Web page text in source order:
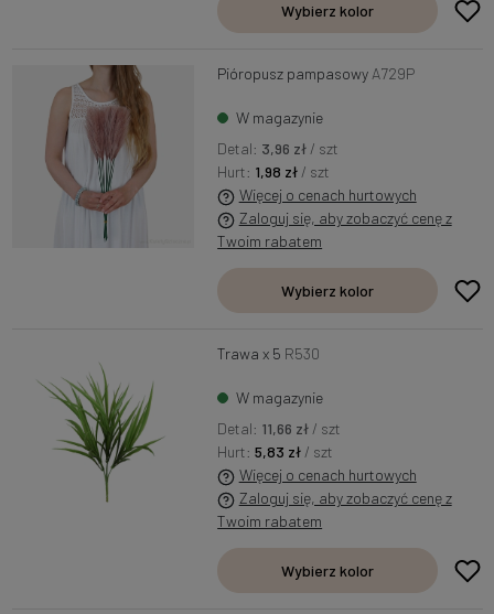
Wybierz kolor
Pióropusz pampasowy A729P
W magazynie
Detal: 3,96 zł / szt
Hurt: 1,98 zł / szt
Więcej o cenach hurtowych
Zaloguj się, aby zobaczyć cenę z
Twoim rabatem
Wybierz kolor
Trawa x 5 R530
W magazynie
Detal: 11,66 zł / szt
Hurt:5,83 zł / szt
Więcej o cenach hurtowych
Zaloguj się, aby zobaczyć cenę z
Twoim rabatem
Wybierz kolor